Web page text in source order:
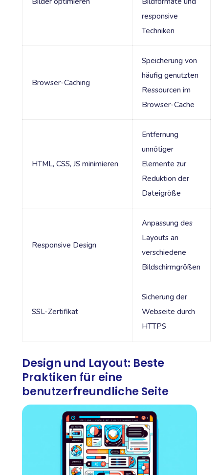
responsive
Techniken
Browser-Caching
Speicherung von
häufig genutzten
Ressourcen im
Browser-Cache
HTML, CSS, JS minimieren
Entfernung
unnötiger
Elemente zur
Reduktion der
Dateigröße
Responsive Design
Anpassung des
Layouts an
verschiedene
Bildschirmgrößen
SSL-Zertifikat
Sicherung der
Webseite durch
HTTPS
Design und Layout: Beste
Praktiken für eine
benutzerfreundliche Seite